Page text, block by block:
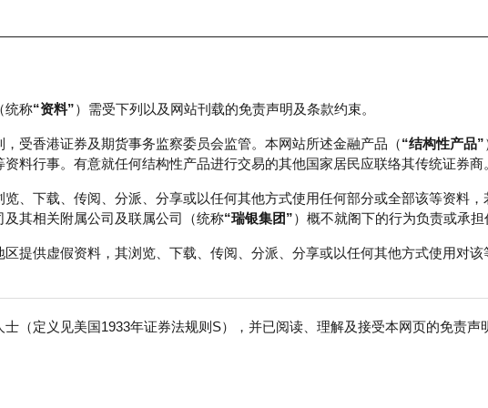
场统计 正股数据及市场统计 瑞银轮证教室
统称“资料”）需受下列以及网站刊载的免责声明及条款约束。
受香港证券及期货事务监察委员会监管。本网站所述金融产品（“结构性产品”
料行事。有意就任何结构性产品进行交易的其他国家居民应联络其传统证券商
、下载、传阅、分派、分享或以任何其他方式使用任何部分或全部该等资料
其相关附属公司及联属公司（统称“瑞银集团”）概不就阁下的行为负责或承担
提供虚假资料，其浏览、下载、传阅、分派、分享或以任何其他方式使用对
（定义见美国1933年证券法规则S），并已阅读、理解及接受本网页的免责声
手